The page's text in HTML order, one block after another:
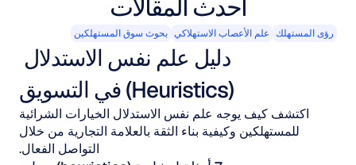
أحدث المقالات
رؤى المستهلك علم الأعصاب الاستهلاكي بحوث سوق المستهلكين
(Heuristics) في التسويق
اكتشف كيف يوجه علم نفس الاستدلال الخيارات الشرائية
للمستهلكين وكيفية بناء الثقة بالعلامة التجارية من خلال
التواصل الفعال.